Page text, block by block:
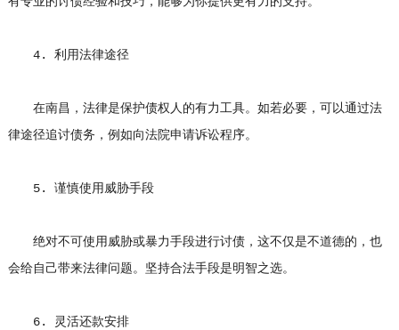
4. 利用法律途径
在南昌，法律是保护债权人的有力工具。如若必要，可以通过法
律途径追讨债务，例如向法院申请诉讼程序。
5. 谨慎使用威胁手段
绝对不可使用威胁或暴力手段进行讨债，这不仅是不道德的，也
会给自己带来法律问题。坚持合法手段是明智之选。
6. 灵活还款安排